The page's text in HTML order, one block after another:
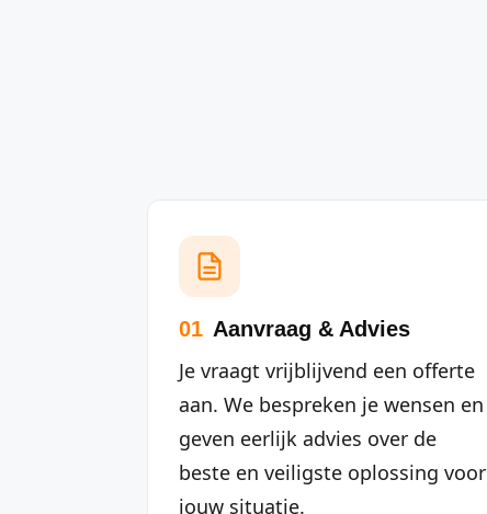
01 Aanvraag & Advies
Je vraagt vrijblijvend een offerte
aan. We bespreken je wensen en
geven eerlijk advies over de
beste en veiligste oplossing voor
jouw situatie.